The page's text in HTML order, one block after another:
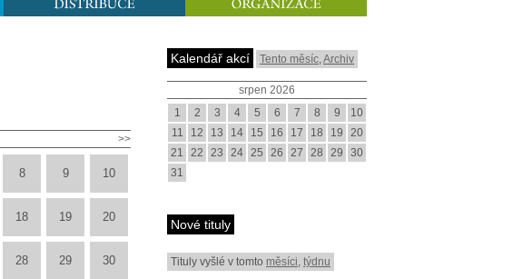
>>
8 9 10
18 19 20
28 29 30
Kalendář akcí Tento měsíc,Archiv
srpen 2026
1
2 3 4 5 6 7 8 9
10
11
12 13 14 15 16 17 18 19
20
21
22 23 24 25 26 27 28 29
30
31
Nové tituly
Tituly vyšlé v tomto měsíci, týdnu